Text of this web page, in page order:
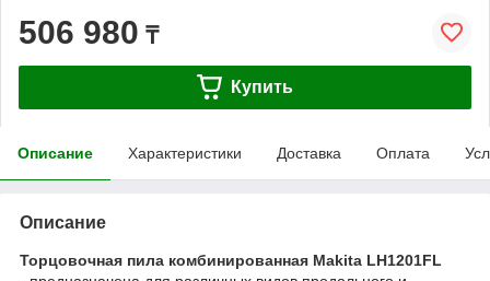
506 980 ₸
Купить
Описание Характеристики Доставка Оплата
Описание
Торцовочная пила комбинированная Makita LH1201FL